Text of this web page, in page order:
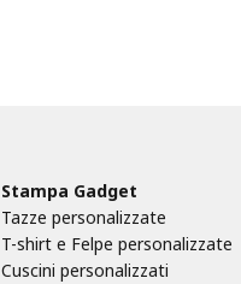
Stampa Gadget
Tazze personalizzate
T-shirt e Felpe personalizzate
Cuscini personalizzati